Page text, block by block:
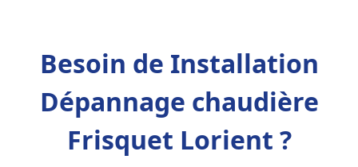
Besoin de Installation
Dépannage chaudière
Frisquet Lorient ?